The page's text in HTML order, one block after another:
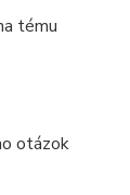
tému
otázok